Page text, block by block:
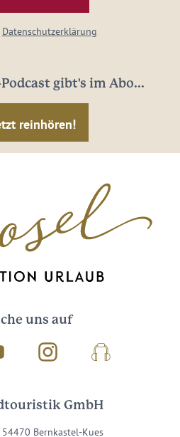
Datenschutzerklärung
gibt's im Abo...
reinhören!
uns auf
InstagramPodcast
GmbH
Bernkastel-Kues